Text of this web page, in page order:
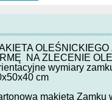
NA ZLECENIE
wymiary
cm
makieta Zamku